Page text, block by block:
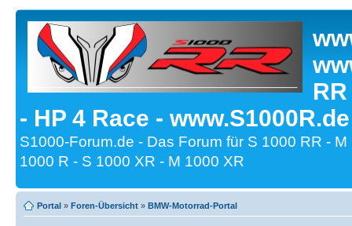
- HP 4 Race -
S1000-Forum.de - Das Forum für S 1000 RR -
1000 R - S 1000 XR - M 1000 XR
Portal » Foren-Übersicht » BMW-Motorrad-Portal